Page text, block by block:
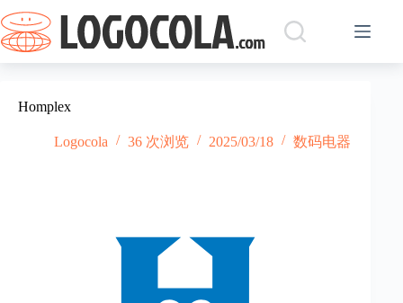
过
内
容
Homplex
Logocola 36 次浏览 2025/03/18 数码电器